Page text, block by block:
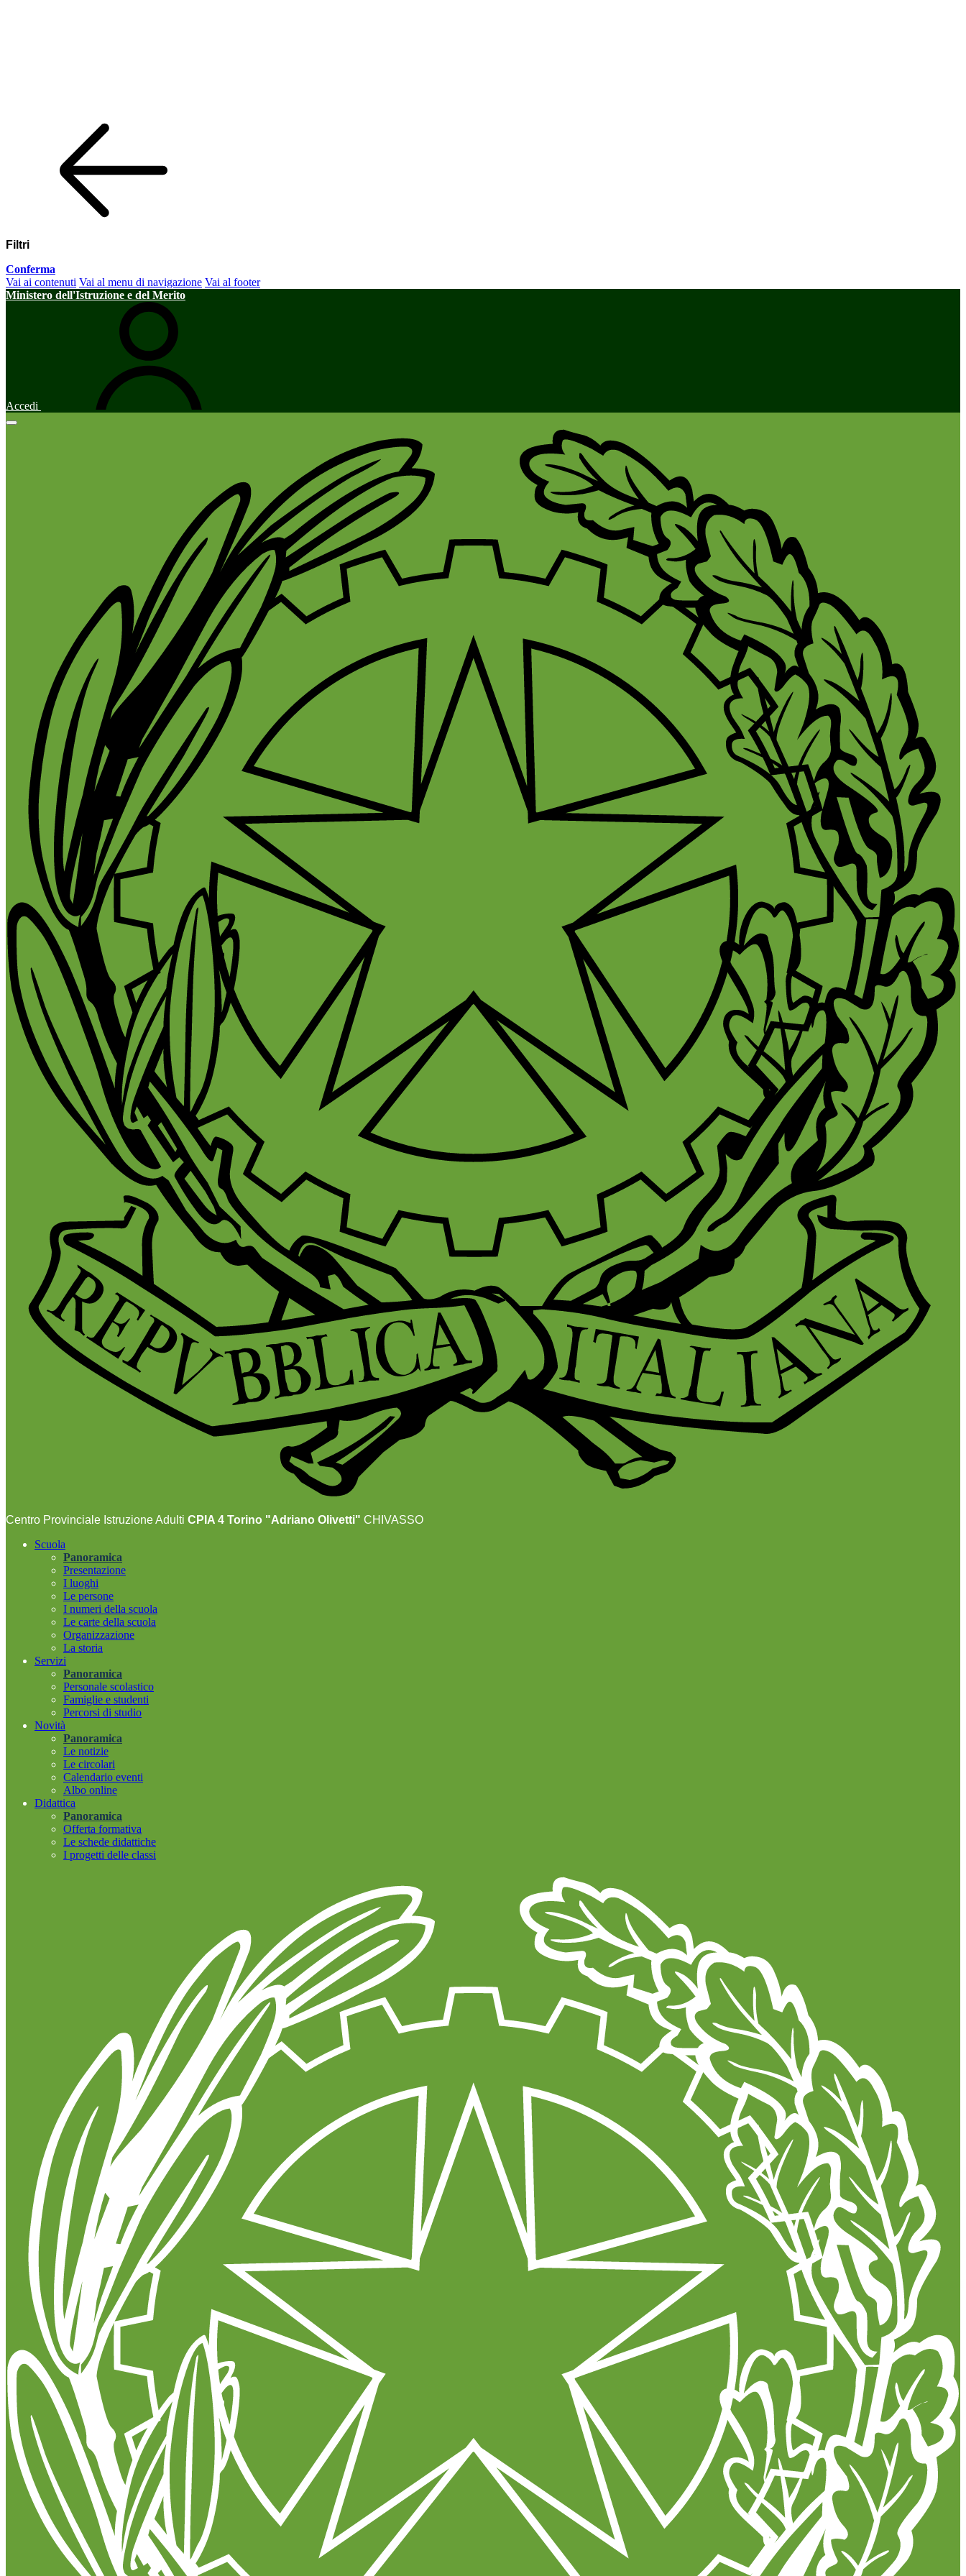
Filtri
Conferma
Vai ai contenuti Vai al menu di navigazione Vai al footer
Ministero dell'Istruzione e del Merito
Accedi
Centro Provinciale Istruzione Adulti CPIA 4 Torino "Adriano Olivetti" CHIVASSO
Scuola
Panoramica
Presentazione
I luoghi
Le persone
I numeri della scuola
Le carte della scuola
Organizzazione
La storia
Servizi
Panoramica
Personale scolastico
Famiglie e studenti
Percorsi di studio
Novità
Panoramica
Le notizie
Le circolari
Calendario eventi
Albo online
Didattica
Panoramica
Offerta formativa
Le schede didattiche
I progetti delle classi